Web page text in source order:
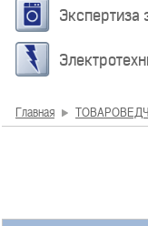
Экспертиза
Главная